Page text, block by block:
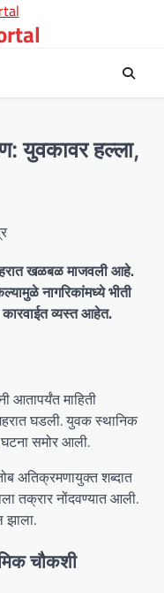
युवकावर हल्ला,
खळबळ माजवली आहे.
नागरिकांमध्ये भीती
व्यस्त आहेत.
आतापर्यंत माहिती
घडली. युवक स्थानिक
समोर आली.
अतिक्रमणायुक्त शब्दात
तक्रार नोंदवण्यात आली.
चौकशी